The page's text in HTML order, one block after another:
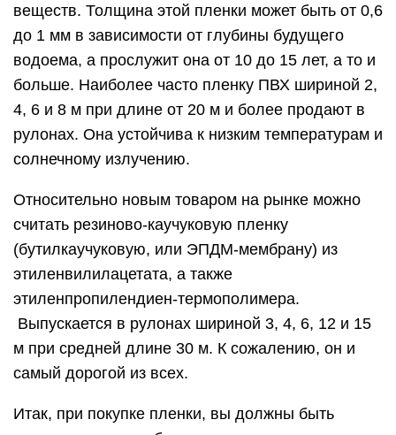
веществ. Толщина этой пленки может быть от 0,6
до 1 мм в зависимости от глубины будущего
водоема, а прослужит она от 10 до 15 лет, а то и
больше. Наиболее часто пленку ПВХ шириной 2,
4, 6 и 8 м при длине от 20 м и более продают в
рулонах. Она устойчива к низким температурам и
солнечному излучению.
Относительно новым товаром на рынке можно
считать резиново-каучуковую пленку
(бутилкаучуковую, или ЭПДМ-мембрану) из
этиленвилилацетата, а также
этиленпропилендиен-термополимера.
Выпускается в рулонах шириной 3, 4, 6, 12 и 15
м при средней длине 30 м. К сожалению, он и
самый дорогой из всех.
Итак, при покупке пленки, вы должны быть